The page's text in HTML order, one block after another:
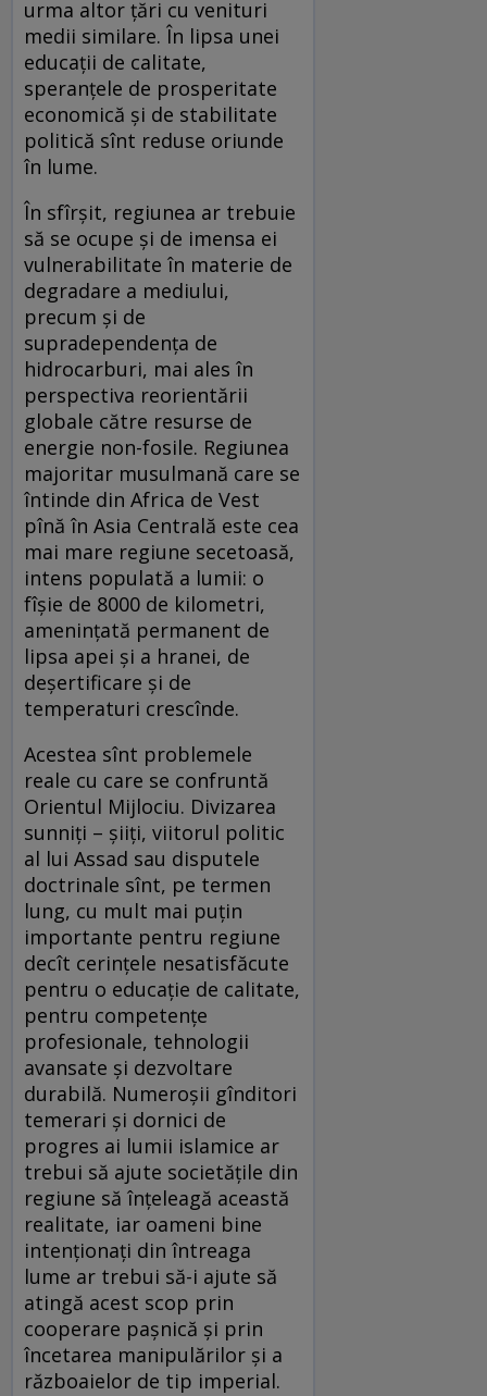
urma altor țări cu venituri
medii similare. În lipsa unei
educații de calitate,
speranțele de prosperitate
economică și de stabilitate
politică sînt reduse oriunde
în lume.
În sfîrșit, regiunea ar trebuie
să se ocupe și de imensa ei
vulnerabilitate în materie de
degradare a mediului,
precum și de
supradependența de
hidrocarburi, mai ales în
perspectiva reorientării
globale către resurse de
energie non-fosile. Regiunea
majoritar musulmană care se
întinde din Africa de Vest
pînă în Asia Centrală este cea
mai mare regiune secetoasă,
intens populată a lumii: o
fîșie de 8000 de kilometri,
amenințată permanent de
lipsa apei și a hranei, de
deșertificare și de
temperaturi crescînde.
Acestea sînt problemele
reale cu care se confruntă
Orientul Mijlociu. Divizarea
sunniți – șiiți, viitorul politic
al lui Assad sau disputele
doctrinale sînt, pe termen
lung, cu mult mai puțin
importante pentru regiune
decît cerințele nesatisfăcute
pentru o educație de calitate,
pentru competențe
profesionale, tehnologii
avansate și dezvoltare
durabilă. Numeroșii gînditori
temerari și dornici de
progres ai lumii islamice ar
trebui să ajute societățile din
regiune să înțeleagă această
realitate, iar oameni bine
intenționați din întreaga
lume ar trebui să-i ajute să
atingă acest scop prin
cooperare pașnică și prin
încetarea manipulărilor și a
războaielor de tip imperial.